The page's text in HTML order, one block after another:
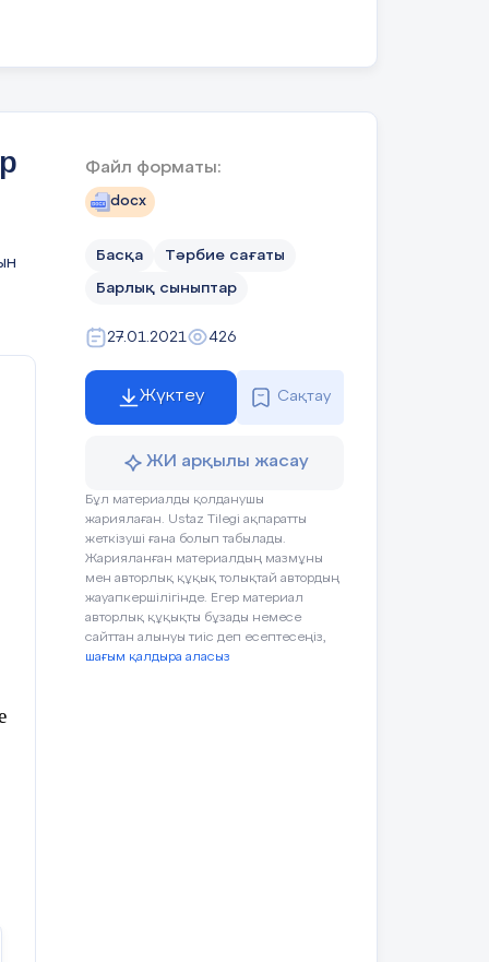
Файл форматы:
docx
Басқа Тәрбие сағаты
Барлық сыныптар
27.01.2021 426
Жүктеу Сақтау
ЖИ арқылы жасау
Бұл материалды қолданушы
жариялаған. Ustaz Tilegi ақпаратты
жеткізуші ғана болып табылады.
Жарияланған материалдың мазмұны
мен авторлық құқық толықтай автордың
жауапкершілігінде. Егер материал
авторлық құқықты бұзады немесе
сайттан алынуы тиіс деп есептесеңіз,
шағым қалдыра аласыз